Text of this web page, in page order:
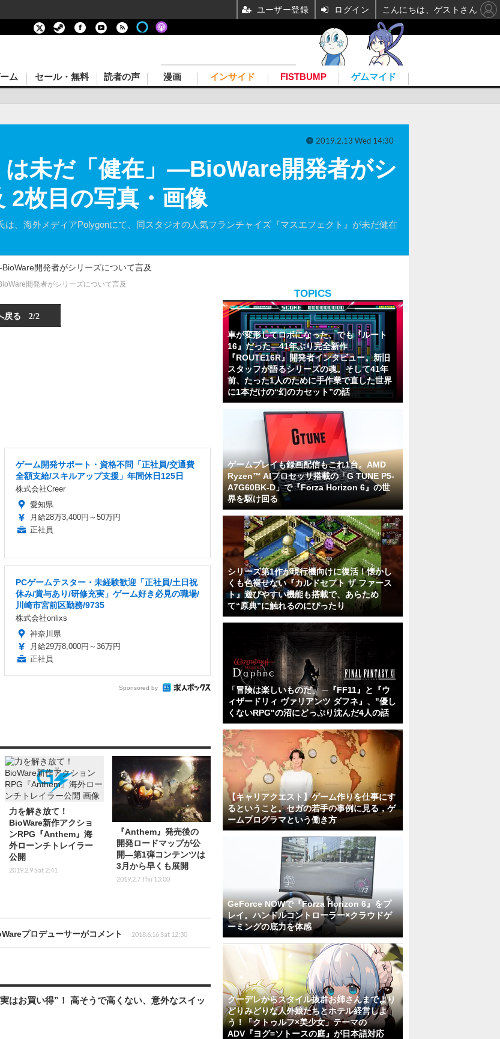
ム セール・無料 読者の声 漫画 インサイド FISTBUMP ゲムマイド
は未だ「健在」―BioWare開発者がシ
2枚目の写真・画像
、海外メディアPolygonにて、同スタジオの人気フランチャイズ『マスエフェクト』が未だ健在
2019.2.13 Wed 14:30
開発者がシリーズについて言及
戻る 2/2
ゲーム開発サポート・資格不問「正社員/交通費
全額支給/スキルアップ支援」年間休日125日
株式会社Creer
愛知県
月給28万3,400円～50万円
正社員
PCゲームテスター・未経験歓迎「正社員/土日祝
休み/賞与あり/研修充実」ゲーム好き必見の職場/
川崎市宮前区勤務/9735
株式会社onlixs
神奈川県
月給29万8,000円～36万円
正社員
Sponsored by
力を解き放て！
BioWare新作アクショ
ンRPG『Anthem』海
外ローンチトレイラー
公開
2019.2.9 Sat 2:41
『Anthem』発売後の
開発ロードマップが公
開―第1弾コンテンツは
3月から早くも展開
2019.2.7 Thu 13:00
プロデューサーがコメント 2018.6.16 Sat 12:30
はお買い得”！ 高そうで高くない、意外なスイッ
TOPICS
車が変形してロボになった、でも『ルート
16』だった―41年ぶり完全新作
『ROUTE16R』開発者インタビュー。新旧
スタッフが語るシリーズの魂。そして41年
前、たった1人のために手作業で直した世界
に1本だけの“幻のカセット”の話
ゲームプレイも録画配信もこれ1台。AMD
Ryzen™ AIプロセッサ搭載の「G TUNE P5-
A7G60BK-D」で『Forza Horizon 6』の世
界を駆け回る
シリーズ第1作が現行機向けに復活！懐かし
くも色褪せない『カルドセプト ザ ファース
ト』遊びやすい機能も搭載で、あらため
て“原典”に触れるのにぴったり
「冒険は楽しいものだ」 ─『FF11』と『ウ
ィザードリィ ヴァリアンツ ダフネ』、"優し
くないRPG"の沼にどっぷり沈んだ4人の話
【キャリアクエスト】ゲーム作りを仕事にす
るということ。セガの若手の事例に見る，ゲ
ームプログラマという働き方
GeForce NOWで『Forza Horizon 6』をプ
レイ。ハンドルコントローラー×クラウドゲ
ーミングの底力を体感
クーデレからスタイル抜群お姉さんまでより
どりみどりな人外娘たちとホテル経営しよ
う！「クトゥルフ×美少女」テーマの
ADV『ヨグ=ソトースの庭』が日本語対応
ユーザー登録 ログイン こんにちは、ゲストさん